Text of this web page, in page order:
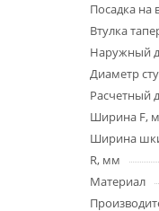
Посадка на
Втулка
Наружный
Диаметр
Расчетный
Ширина F,
Ширина
R, мм
Материал